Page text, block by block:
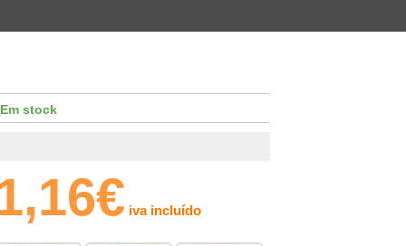
Em stock
iva incluído